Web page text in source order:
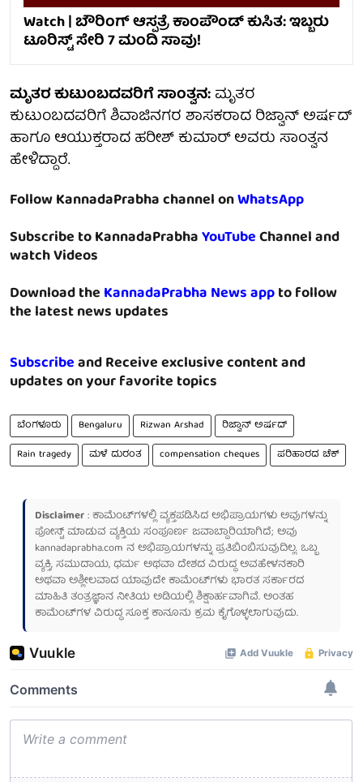
Watch | ಬೌರಿಂಗ್ ಆಸ್ಪತ್ರೆ ಕಾಂಪೌಂಡ್ ಕುಸಿತ: ಇಬ್ಬರು
ಟೂರಿಸ್ಟ್ ಸೇರಿ 7 ಮಂದಿ ಸಾವು!
ಮೃತರ ಕುಟುಂಬದವರಿಗೆ ಸಾಂತ್ವನ:ಮೃತರ
ಕುಟುಂಬದವರಿಗೆ ಶಿವಾಜಿನಗರ ಶಾಸಕರಾದ ರಿಜ್ವಾನ್ ಅರ್ಷದ್
ಹಾಗೂ ಆಯುಕ್ತರಾದ ಹರೀಶ್ ಕುಮಾರ್ ಅವರು ಸಾಂತ್ವನ
ಹೇಳಿದ್ದಾರೆ.
Follow KannadaPrabha channel onWhatsApp
Subscribe to KannadaPrabhaYouTubeChannel and
watch Videos
Download theKannadaPrabha News appto follow
the latest news updates
Subscribeand Receive exclusive content and
updates on your favorite topics
ಬೆಂಗಳೂರು Bengaluru Rizwan Arshad
ರಿಜ್ವಾನ್ ಅರ್ಷದ್
Rain tragedy
ಮಳೆ ದುರಂತ compensation cheques ಪರಿಹಾರದ ಚೆಕ್
Disclaimer: ಕಾಮೆಂಟ್‌ಗಳಲ್ಲಿ ವ್ಯಕ್ತಪಡಿಸಿದ ಅಭಿಪ್ರಾಯಗಳು ಅವುಗಳನ್ನು
ಪೋಸ್ಟ್ ಮಾಡುವ ವ್ಯಕ್ತಿಯ ಸಂಪೂರ್ಣ ಜವಾಬ್ದಾರಿಯಾಗಿದೆ; ಅವು
kannadaprabha.com ನ ಅಭಿಪ್ರಾಯಗಳನ್ನು ಪ್ರತಿಬಿಂಬಿಸುವುದಿಲ್ಲ. ಒಬ್ಬ
ವ್ಯಕ್ತಿ, ಸಮುದಾಯ, ಧರ್ಮ ಅಥವಾ ದೇಶದ ವಿರುದ್ಧ ಅವಹೇಳನಕಾರಿ
ಅಥವಾ ಅಶ್ಲೀಲವಾದ ಯಾವುದೇ ಕಾಮೆಂಟ್‌ಗಳು ಭಾರತ ಸರ್ಕಾರದ
ಮಾಹಿತಿ ತಂತ್ರಜ್ಞಾನ ನೀತಿಯ ಅಡಿಯಲ್ಲಿ ಶಿಕ್ಷಾರ್ಹವಾಗಿವೆ. ಅಂತಹ
ಕಾಮೆಂಟ್‌ಗಳ ವಿರುದ್ಧ ಸೂಕ್ತ ಕಾನೂನು ಕ್ರಮ ಕೈಗೊಳ್ಳಲಾಗುವುದು.